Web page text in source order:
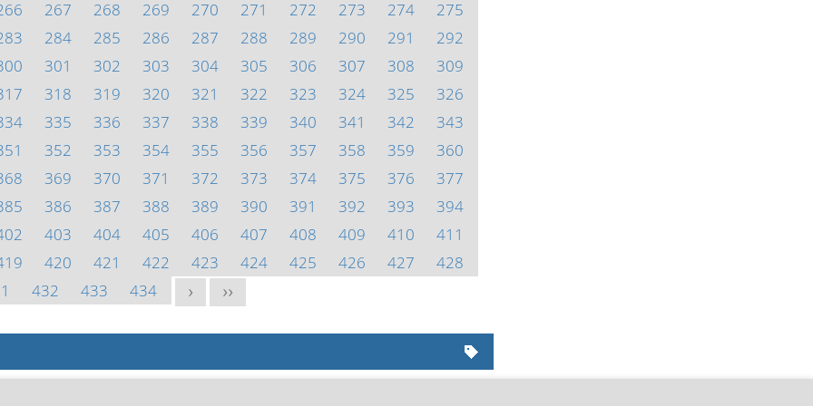
267 268 269 270 271 272 273 274
275
284 285 286 287 288 289 290 291
292
301 302 303 304 305 306 307 308
309
318 319 320 321 322 323 324 325
326
335 336 337 338 339 340 341 342
343
352 353 354 355 356 357 358 359
360
369 370 371 372 373 374 375 376
377
386 387 388 389 390 391 392 393
394
403 404 405 406 407 408 409 410
411
420 421 422 423 424 425 426 427
428
432 433 434 > >>